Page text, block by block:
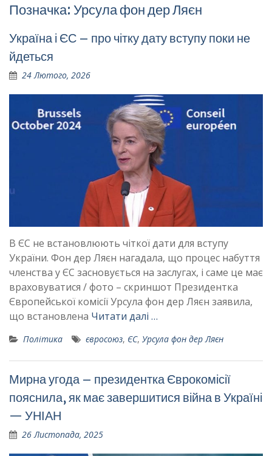
Позначка: Урсула фон дер Ляєн
Україна і ЄС – про чітку дату вступу поки не
йдеться
24 Лютого, 2026
В ЄС не встановлюють чіткої дати для вступу
України. Фон дер Ляєн нагадала, що процес набуття
членства у ЄС засновується на заслугах, і саме це має
враховуватися / фото – скриншот Президентка
Європейської комісії Урсула фон дер Ляєн заявила,
що встановлена Читати далі …
Політика євросоюз, ЄС, Урсула фон дер Ляєн
Мирна угода – президентка Єврокомісії
пояснила, як має завершитися війна в Україні
— УНІАН
26 Листопада, 2025